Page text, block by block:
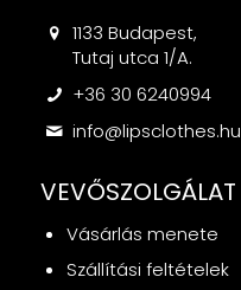
1133 Budapest,
Tutaj utca 1/A.
+36 30 6240994
info@lipsclothes.hu
VEVŐSZOLGÁLAT
Vásárlás menete
Szállítási feltételek